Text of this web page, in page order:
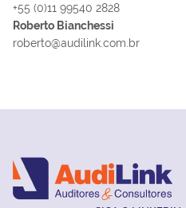
+55 (0)11 99540 2828
Roberto Bianchessi
roberto@audilink.com.br